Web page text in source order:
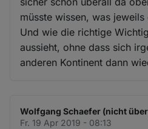
müsste wissen, was
Und wie die richtige
aussieht, ohne dass sich
anderen Kontinent dann
Wolfgang Schaefer (nicht
Fr. 19 Apr 2019 - 08:13